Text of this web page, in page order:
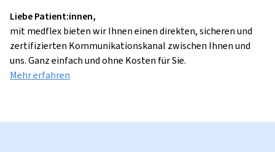
Liebe Patient:innen,
mit medflex bieten wir Ihnen einen direkten, sicheren und
zertifizierten Kommunikationskanal zwischen Ihnen und
uns. Ganz einfach und ohne Kosten für Sie.
Mehr erfahren